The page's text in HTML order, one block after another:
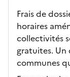
Frais de
horaires
collectivités
gratuites. Un
communes